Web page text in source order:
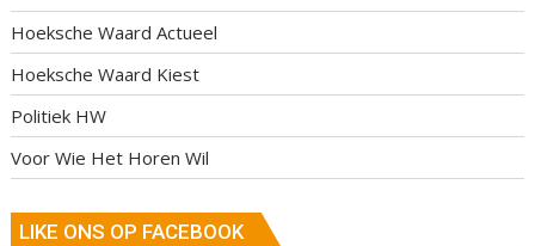
Hoeksche Waard Actueel
Hoeksche Waard Kiest
Politiek HW
Voor Wie Het Horen Wil
LIKE ONS OP FACEBOOK